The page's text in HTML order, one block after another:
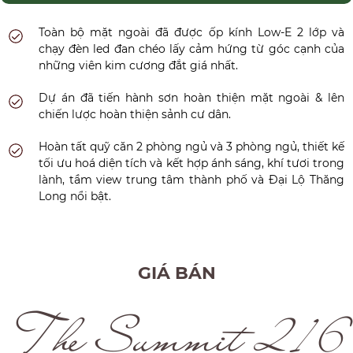
Toàn bộ mặt ngoài đã được ốp kính Low-E 2 lớp và
chạy đèn led đan chéo lấy cảm hứng từ góc cạnh của
những viên kim cương đắt giá nhất.
Dự án đã tiến hành sơn hoàn thiện mặt ngoài & lên
chiến lược hoàn thiện sảnh cư dân.
Hoàn tất quỹ căn 2 phòng ngủ và 3 phòng ngủ, thiết kế
tối ưu hoá diện tích và kết hợp ánh sáng, khí tươi trong
lành, tầm view trung tâm thành phố và Đại Lộ Thăng
Long nổi bật.
GIÁ BÁN
The Summit 216